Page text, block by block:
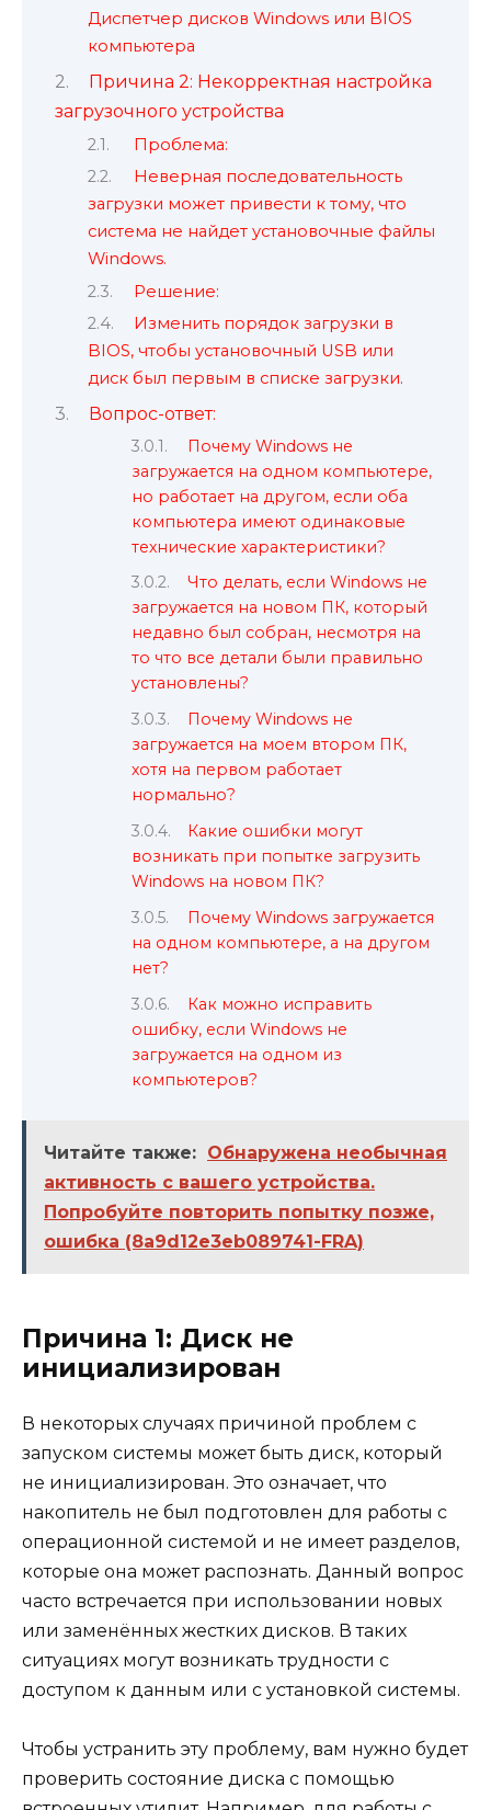
Диспетчер дисков Windows или BIOS
компьютера
Причина 2: Некорректная настройка
загрузочного устройства
Проблема:
Неверная последовательность
загрузки может привести к тому, что
система не найдет установочные файлы
Windows.
Решение:
Изменить порядок загрузки в
BIOS, чтобы установочный USB или
диск был первым в списке загрузки.
Вопрос-ответ:
Почему Windows не
загружается на одном компьютере,
но работает на другом, если оба
компьютера имеют одинаковые
технические характеристики?
Что делать, если Windows не
загружается на новом ПК, который
недавно был собран, несмотря на
то что все детали были правильно
установлены?
Почему Windows не
загружается на моем втором ПК,
хотя на первом работает
нормально?
Какие ошибки могут
возникать при попытке загрузить
Windows на новом ПК?
Почему Windows загружается
на одном компьютере, а на другом
нет?
Как можно исправить
ошибку, если Windows не
загружается на одном из
компьютеров?
Читайте также: Обнаружена необычная
активность с вашего устройства.
Попробуйте повторить попытку позже,
ошибка (8a9d12e3eb089741-FRA)
Причина 1: Диск не
инициализирован
В некоторых случаях причиной проблем с
запуском системы может быть диск, который
не инициализирован. Это означает, что
накопитель не был подготовлен для работы с
операционной системой и не имеет разделов,
которые она может распознать. Данный вопрос
часто встречается при использовании новых
или заменённых жестких дисков. В таких
ситуациях могут возникать трудности с
доступом к данным или с установкой системы.
Чтобы устранить эту проблему, вам нужно будет
проверить состояние диска с помощью